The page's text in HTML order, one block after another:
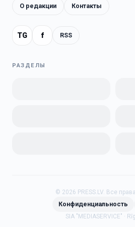
О редакции Контакты
TG f RSS
РАЗДЕЛЫ
© 2026 PRESS.LV. Все
Конфиденциальность
SIA "MEDIASERVICE" ·